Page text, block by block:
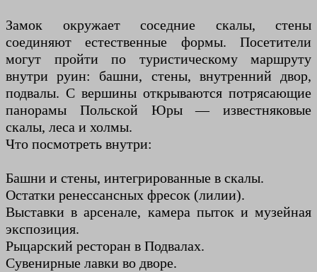
Замок окружает соседние скалы, стены
соединяют естественные формы. Посетители
могут пройти по туристическому маршруту
внутри руин: башни, стены, внутренний двор,
подвалы. С вершины открываются потрясающие
панорамы Польской Юры — известняковые
скалы, леса и холмы.
Что посмотреть внутри:
Башни и стены, интегрированные в скалы.
Остатки ренессансных фресок (лилии).
Выставки в арсенале, камера пыток и музейная
экспозиция.
Рыцарский ресторан в Подвалах.
Сувенирные лавки во дворе.